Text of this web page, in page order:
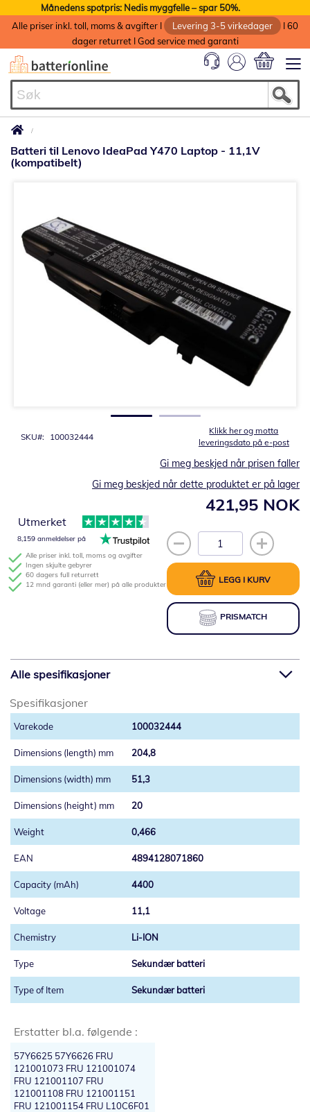
Månedens spotpris: Nedis myggfelle – spar 50%.
Alle priser inkl. toll, moms & avgifter I
Levering 3-5 virkedager
I 60
dager returret I God service med garanti
Batteri til Lenovo IdeaPad Y470 Laptop - 11,1V
(kompatibelt)
Klikk her og motta
leveringsdato på e-post
SKU 100032444
421,95 NOK
Gi meg beskjed når prisen faller
Gi meg beskjed når dette produktet er på lager
LEGG I KURV
PRISMATCH
Alle priser inkl. toll, moms og avgifter
Ingen skjulte gebyrer
60 dagers full returrett
12 mnd garanti (eller mer) på alle produkter
Utmerket
8,159 anmeldelser på
bildegalleri
Alle spesifikasjoner
Spesifikasjoner
100032444
204,8
51,3
20
0,466
4894128071860
4400
11,1
Li-ION
Sekundær batteri
Sekundær batteri
Erstatter bl.a. følgende :
57Y6625 57Y6626 FRU
121001073 FRU 121001074
FRU 121001107 FRU
121001108 FRU 121001151
FRU 121001154 FRU L10C6F01